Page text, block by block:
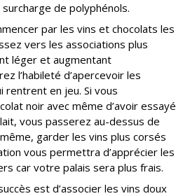
surcharge de polyphénols.
par les vins et chocolats les
vers les associations plus
léger et augmentant
l’habileté d’apercevoir les
rentrent en jeu. Si vous
noir avec même d’avoir essayé
vous passerez au-dessus de
garder les vins plus corsés
vous permettra d’apprécier les
car votre palais sera plus frais.
est d’associer les vins doux